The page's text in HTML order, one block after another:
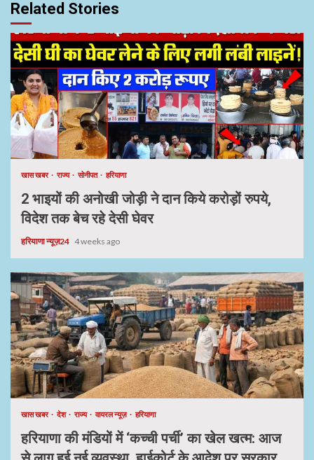
Related Stories
खास खबर राज्य सोनीपत हरियाणा
2 भाइयों की अनोखी जोड़ी ने दान किये करोड़ों रुपये,
विदेश तक बेच रहे देसी घेवर
हरियाणा न्यूज़24 4 weeks ago
खास खबर देश राज्य वायरल न्यूज़ हरियाणा
हरियाणा की मंडियों में ‘कच्ची पर्ची’ का खेल खत्म: आज